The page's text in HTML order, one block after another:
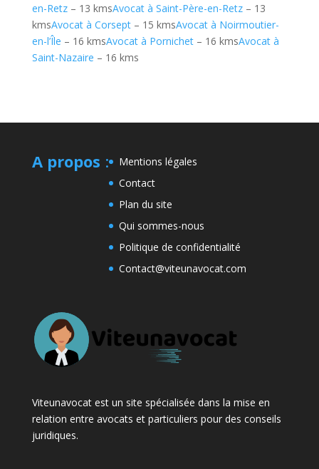
en-Retz– 13 kmsAvocat à Saint-Père-en-Retz– 13
kmsAvocat à Corsept– 15 kmsAvocat à Noirmoutier-
en-l’Île – 16 kmsAvocat à Pornichet– 16 kmsAvocat à
Saint-Nazaire – 16 kms
A propos :
Mentions légales
Contact
Plan du site
Qui sommes-nous
Politique de confidentialité
Contact@viteunavocat.com
Viteunavocat est un site spécialisée dans la mise en
relation entre avocats et particuliers pour des conseils
juridiques.